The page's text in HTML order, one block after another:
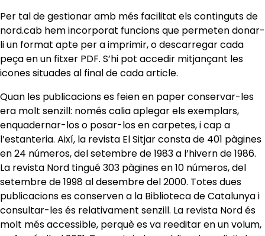
Per tal de gestionar amb més facilitat els continguts de
nord.cab hem incorporat funcions que permeten donar-
li un format apte per a imprimir, o descarregar cada
peça en un fitxer PDF. S’hi pot accedir mitjançant les
icones situades al final de cada article.
Quan les publicacions es feien en paper conservar-les
era molt senzill: només calia aplegar els exemplars,
enquadernar-los o posar-los en carpetes, i cap a
l’estanteria. Així, la revista El Sitjar consta de 401 pàgines
en 24 números, del setembre de 1983 a l’hivern de 1986.
La revista Nord tingué 303 pàgines en 10 números, del
setembre de 1998 al desembre del 2000. Totes dues
publicacions es conserven a la Biblioteca de Catalunya i
consultar-les és relativament senzill. La revista Nord és
molt més accessible, perquè es va reeditar en un volum,